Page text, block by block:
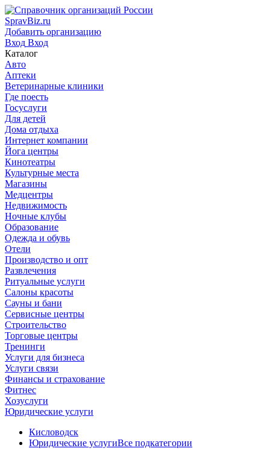
SpravBiz.ru
Добавить организацию
Вход Вход
Каталог
Авто
Аптеки
Ветеринарные клиники
Где поесть
Госуслуги
Для детей
Дома отдыха
Интернет компании
Йога центры
Кинотеатры
Культурные места
Магазины
Медцентры
Недвижимость
Ночные клубы
Образование
Одежда и обувь
Отели
Производство и опт
Развлечения
Ритуальные услуги
Салоны красоты
Сауны и бани
Сервисные центры
Строительство
Торговые центры
Тренинги
Услуги для бизнеса
Услуги связи
Финансы и страхование
Фитнес
Хозуслуги
Юридические услуги
Кисловодск
Юридические услугиВсе подкатегории